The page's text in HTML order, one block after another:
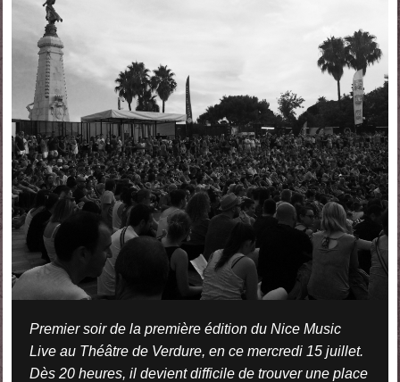
Premier soir de la première édition du Nice Music
Live au Théâtre de Verdure, en ce mercredi 15 juillet.
Dès 20 heures, il devient difficile de trouver une place